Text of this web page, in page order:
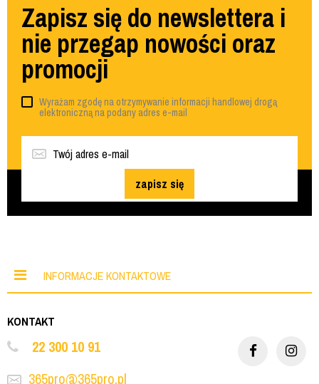
Zapisz się do newslettera i
nie przegap nowości oraz
promocji
Wyrażam zgodę na otrzymywanie informacji handlowej drogą
elektroniczną na podany adres e-mail
zapisz się
INFORMACJE KONTAKTOWE
KONTAKT
22 300 10 91
365pro@365pro.pl